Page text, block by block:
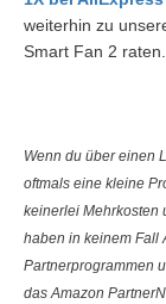
weiterhin zu
Smart Fan 2 raten.
Wenn du über einen
oftmals eine kleine
keinerlei Mehrkosten
haben in keinem Fall
Partnerprogrammen
das Amazon